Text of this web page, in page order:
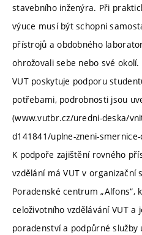
stavebního inženýra. Při
výuce musí být schopni
přístrojů a obdobného
ohrožovali sebe nebo své okolí.
VUT poskytuje podporu
potřebami, podrobnosti jsou
(www.vutbr.cz/uredni-deska/
d141841/uplne-zneni-
K podpoře zajištění rovného
vzdělání má VUT v organizační
Poradenské centrum
celoživotního vzdělávání VUT
poradenství a podpůrné